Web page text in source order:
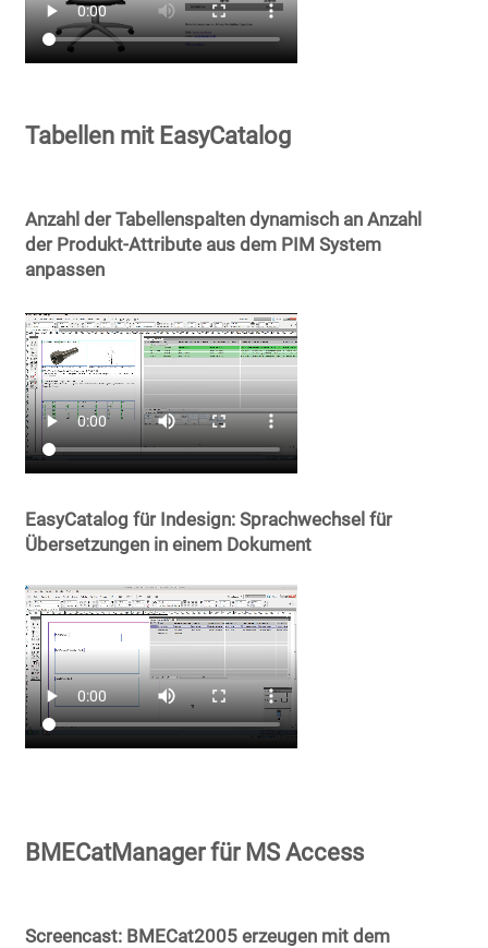
Tabellen mit EasyCatalog
Anzahl der Tabellenspalten dynamisch an Anzahl
der Produkt-Attribute aus dem PIM System
anpassen
EasyCatalog für Indesign: Sprachwechsel für
Übersetzungen in einem Dokument
BMECatManager für MS Access
Screencast: BMECat2005 erzeugen mit dem